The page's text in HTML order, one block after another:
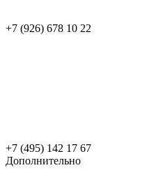
+7 (926) 678 10 22
+7 (495) 142 17 67
Дополнительно